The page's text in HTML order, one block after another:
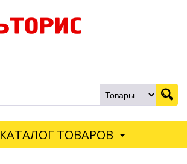
КАТАЛОГ ТОВАРОВ